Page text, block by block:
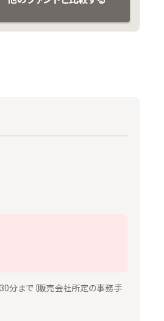
分まで（販売会社所定の事務手